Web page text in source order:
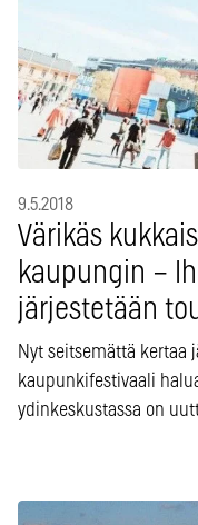
9.5.2018
Värikäs
kaupungin –
järjestetään
Nyt seitsemättä kertaa
kaupunkifestivaali
ydinkeskustassa on